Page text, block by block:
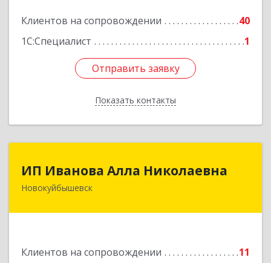
Клиентов на сопровождении
40
1С:Специалист
1
Отправить заявку
Показать контакты
Отправить заявку
Назад
ИП Иванова Алла Николаевна
Новокуйбышевск
Клиентов на сопровождении 11